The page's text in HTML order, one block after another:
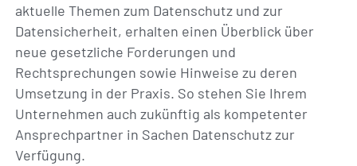
aktuelle Themen zum Datenschutz und zur
Datensicherheit, erhalten einen Überblick über
neue gesetzliche Forderungen und
Rechtsprechungen sowie Hinweise zu deren
Umsetzung in der Praxis. So stehen Sie Ihrem
Unternehmen auch zukünftig als kompetenter
Ansprechpartner in Sachen Datenschutz zur
Verfügung.